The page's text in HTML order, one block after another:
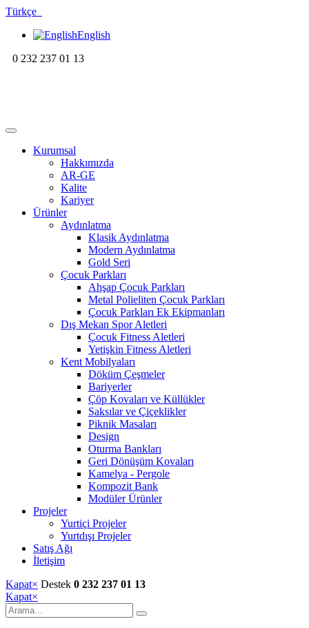
Türkçe
English
0 232 237 01 13
Kurumsal
Hakkımızda
AR-GE
Kalite
Kariyer
Ürünler
Aydınlatma
Klasik Aydınlatma
Modern Aydınlatma
Gold Seri
Çocuk Parkları
Ahşap Çocuk Parkları
Metal Polieliten Çocuk Parkları
Çocuk Parkları Ek Ekipmanları
Dış Mekan Spor Aletleri
Çocuk Fitness Aletleri
Yetişkin Fitness Aletleri
Kent Mobilyaları
Döküm Çeşmeler
Bariyerler
Çöp Kovaları ve Küllükler
Saksılar ve Çiçeklikler
Piknik Masaları
Design
Oturma Bankları
Geri Dönüşüm Kovaları
Kamelya - Pergole
Kompozit Bank
Modüler Ürünler
Projeler
Yurtiçi Projeler
Yurtdışı Projeler
Satış Ağı
İletişim
Kapat× Destek 0 232 237 01 13
Kapat×